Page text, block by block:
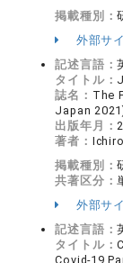
掲載種別：
外部サ
記述言語：
タイトル：
誌名： The
Japan
出版年月：
著者：
掲載種別：
共著区分：
外部サ
記述言語：
タイトル：
Covid-19